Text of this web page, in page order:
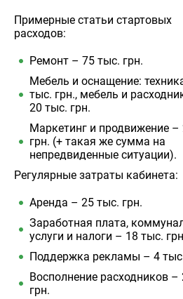
Примерные статьи стартовых
расходов:
Ремонт – 75 тыс. грн.
Мебель и оснащение:
тыс. грн., мебель и
20 тыс. грн.
Маркетинг и продвижение –
грн. (+ такая же сумма на
непредвиденные ситуации).
Регулярные затраты кабинета:
Аренда – 25 тыс. грн.
Заработная плата,
услуги и налоги – 18 тыс.
Поддержка рекламы – 4
Восполнение расходников –
грн.